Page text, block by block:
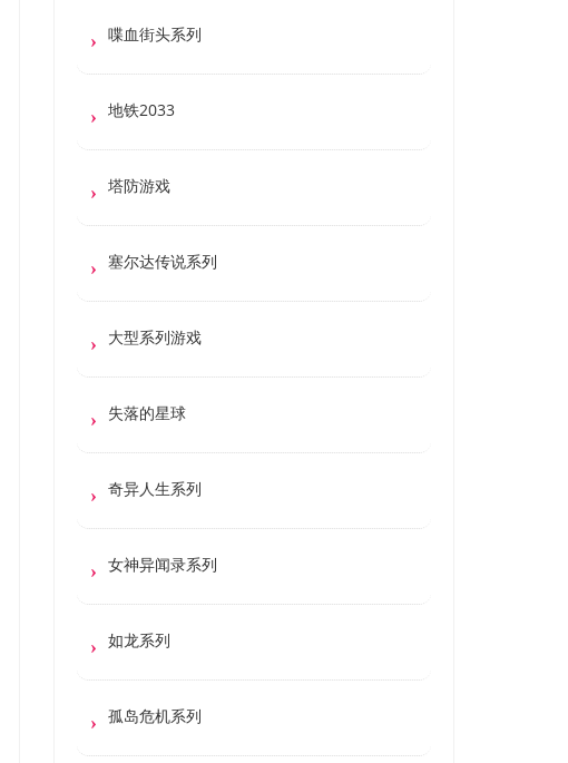
喋血街头系列
地铁2033
塔防游戏
塞尔达传说系列
大型系列游戏
失落的星球
奇异人生系列
女神异闻录系列
如龙系列
孤岛危机系列